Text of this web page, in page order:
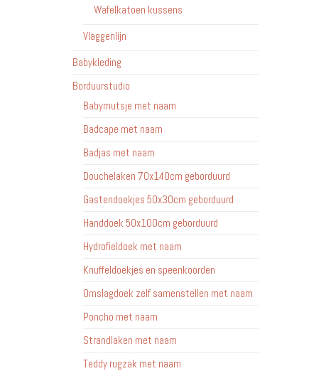
Wafelkatoen kussens
Vlaggenlijn
Babykleding
Borduurstudio
Babymutsje met naam
Badcape met naam
Badjas met naam
Douchelaken 70x140cm geborduurd
Gastendoekjes 50x30cm geborduurd
Handdoek 50x100cm geborduurd
Hydrofieldoek met naam
Knuffeldoekjes en speenkoorden
Omslagdoek zelf samenstellen met naam
Poncho met naam
Strandlaken met naam
Teddy rugzak met naam